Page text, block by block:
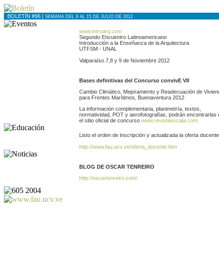
BOLETÍN #96 | SEMANA DEL 9 AL 15 DE JULIO DE 2012
www.introarq.com
Segundo Encuentro Latinoamericano
Introducción a la Enseñanza de la Arquitectura
UTFSM - UNAL
Valparaíso 7,8 y 9 de Noviembre 2012
Bases definitivas del Concurso convivE VII
Cambio Climático, Mejoramiento y Readecuación de
para Frentes Marítimos, Buenaventura 2012
La información complementaria, planimetría, textos,
normatividad, POT y aerofotografías, podrán encontrarlas
el sitio oficial de concurso www.revistaescala.com
Listo el orden de inscripción y actualizada la oferta
http://www.fau.ucv.ve/oferta_docente.htm
BLOG DE OSCAR TENREIRO
http://oscartenreiro.com/